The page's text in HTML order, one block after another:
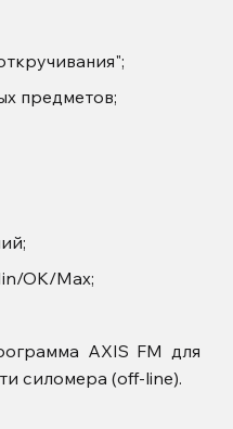
предметов;
OK/Max;
AXIS FM для
силомера (off-line).